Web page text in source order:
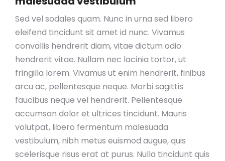
Sed vel sodales quam. Nunc in urna sed libero
eleifend tincidunt sit amet id nunc. Vivamus
convallis hendrerit diam, vitae dictum odio
hendrerit vitae. Nullam nec lacinia tortor, ut
fringilla lorem. Vivamus ut enim hendrerit, finibus
arcu ac, pellentesque neque. Morbi sagittis
faucibus neque vel hendrerit. Pellentesque
accumsan dolor et ultrices tincidunt. Mauris
volutpat, libero fermentum malesuada
vestibulum, nibh metus euismod augue, quis
scelerisque risus erat at purus. Nulla tincidunt quis